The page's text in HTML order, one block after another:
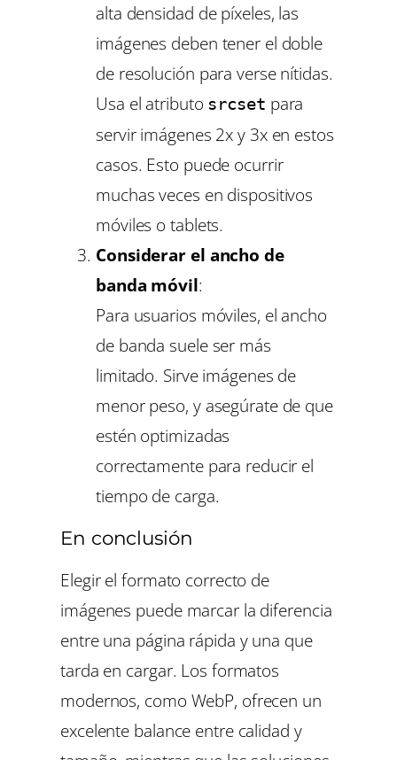
alta densidad de píxeles, las
imágenes deben tener el doble
de resolución para verse nítidas.
Usa el atributo srcset para
servir imágenes 2x y 3x en estos
casos. Esto puede ocurrir
muchas veces en dispositivos
móviles o tablets.
Considerar el ancho de
banda móvil:
Para usuarios móviles, el ancho
de banda suele ser más
limitado. Sirve imágenes de
menor peso, y asegúrate de que
estén optimizadas
correctamente para reducir el
tiempo de carga.
En conclusión
Elegir el formato correcto de
imágenes puede marcar la diferencia
entre una página rápida y una que
tarda en cargar. Los formatos
modernos, como WebP, ofrecen un
excelente balance entre calidad y